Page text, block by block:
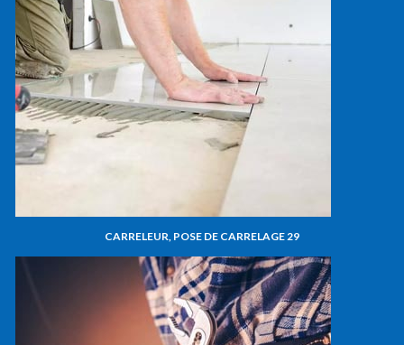
CARRELEUR, POSE DE CARRELAGE 29